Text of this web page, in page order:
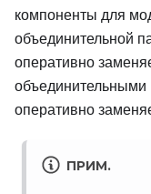
компоненты для
объединительной
оперативно
оперативно
ПРИМ.